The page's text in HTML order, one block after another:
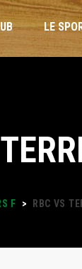
LE
F > RBC VS